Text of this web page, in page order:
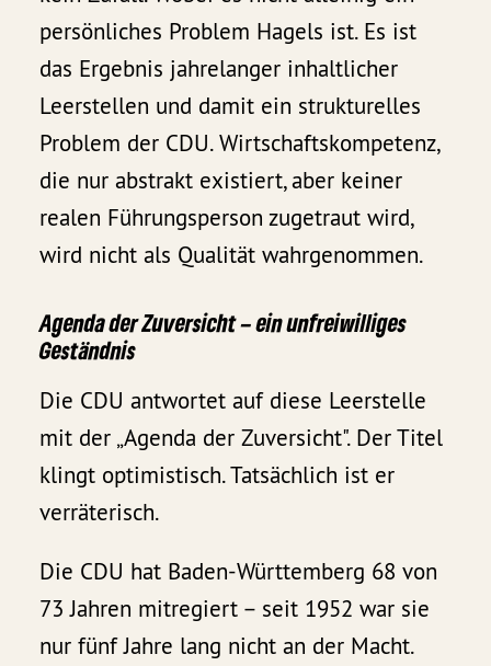
persönliches Problem Hagels ist. Es ist
das Ergebnis jahrelanger inhaltlicher
Leerstellen und damit ein strukturelles
Problem der CDU. Wirtschaftskompetenz,
die nur abstrakt existiert, aber keiner
realen Führungsperson zugetraut wird,
wird nicht als Qualität wahrgenommen.
Agenda der Zuversicht – ein unfreiwilliges
Geständnis
Die CDU antwortet auf diese Leerstelle
mit der „Agenda der Zuversicht". Der Titel
klingt optimistisch. Tatsächlich ist er
verräterisch.
Die CDU hat Baden-Württemberg 68 von
73 Jahren mitregiert – seit 1952 war sie
nur fünf Jahre lang nicht an der Macht.